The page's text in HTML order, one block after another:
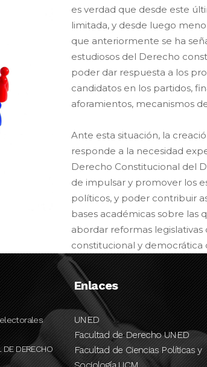
es verdad que desde este
limitada, y desde luego
que anteriormente se ha
estudiosos del Derecho
poder dar respuesta a los
candidatos en los partidos,
aforamientos, mecanismos
Ante esta situación, la
responde a la necesidad
Derecho Constitucional del
de impulsar y promover los
políticos, y poder contribuir
bases académicas sobre las
abordar reformas
constitucional y democrática
DE DERECHO
Enlaces
UNED
Facultad de Derecho UNED
Facultad de Ciencias Políticas y